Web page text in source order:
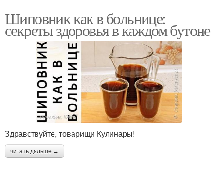
Шиповник как в больнице:
секреты здоровья в каждом бутоне
Здравствуйте, товарищи Кулинары!
читать дальше →